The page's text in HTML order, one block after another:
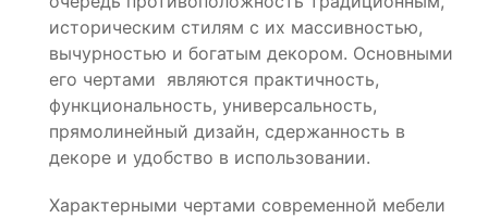
историческим стилям с их массивностью,
вычурностью и богатым декором. Основными
его чертами являются практичность,
функциональность, универсальность,
прямолинейный дизайн, сдержанность в
декоре и удобство в использовании.
Характерными чертами современной мебели